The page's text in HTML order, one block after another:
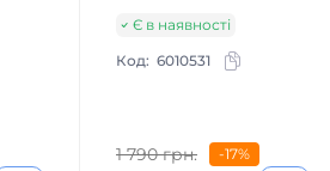
Є в наявності
Код: 6010531
1 790 грн. -17%